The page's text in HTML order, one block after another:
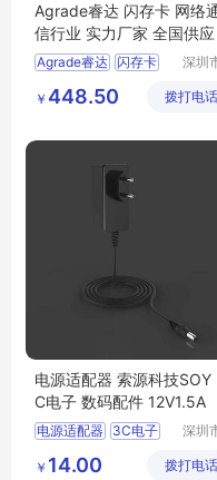
Agrade睿达 闪存卡 网络
信行业 实力厂家 全国供应
Agrade睿达 闪存卡
深圳
限公司
￥ 448.50 拨打电话
电源适配器 索源科技SOY
C电子 数码配件 12V1.5A
电源适配器 3C电子
深圳
限公司
￥ 14.00 拨打电话